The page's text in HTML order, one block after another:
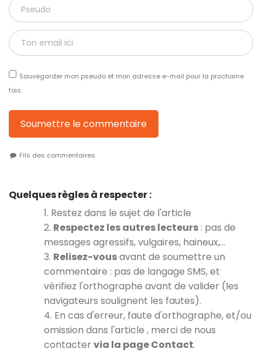
Sauvegarder mon pseudo et mon adresse e-mail pour la prochaine
fois.
Soumettre le commentaire
Fils des commentaires
Quelques règles à respecter :
1. Restez dans le sujet de l'article
2. Respectez les autres lecteurs : pas de
messages agressifs, vulgaires, haineux,…
3. Relisez-vousavant de soumettre un
commentaire : pas de langage SMS, et
vérifiez l'orthographe avant de valider (les
navigateurs soulignent les fautes).
4. En cas d'erreur, faute d'orthographe, et/ou
omission dans l'article , merci de nous
contacter via la page Contact.